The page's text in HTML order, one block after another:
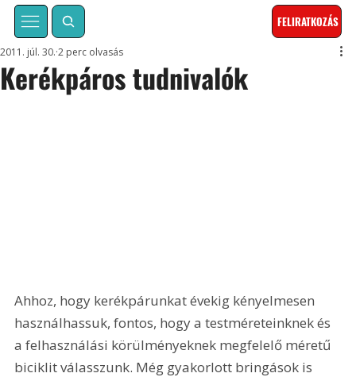
FELIRATKOZÁS
Kerékpáros tudnivalók
2011. júl. 30. 2 perc olvasás
Ahhoz, hogy kerékpárunkat évekig kényelmesen
használhassuk, fontos, hogy a testméreteinknek és
a felhasználási körülményeknek megfelelő méretű
biciklit válasszunk. Még gyakorlott bringások is